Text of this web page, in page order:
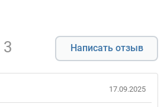
3 Написать отзыв
17.09.2025